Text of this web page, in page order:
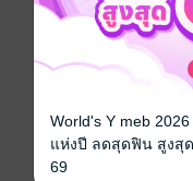
World's Y meb
แห่งปี ลดสุดฟิน สูงสุ
69